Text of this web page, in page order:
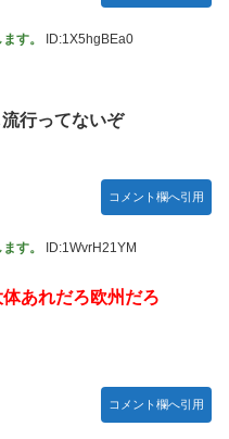
す。 ID:1X5hgBEa0
行ってないぞ
コメント欄へ引用
す。 ID:1WvrH21YM
あれだろ欧州だろ
コメント欄へ引用